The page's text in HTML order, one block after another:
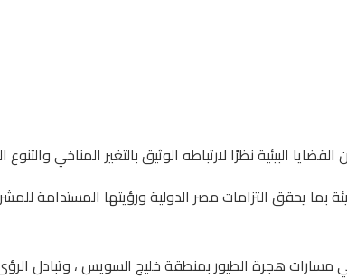
البيئية نظرًا لارتباطه الوثيق بالتغير المناخي والتنوع
بما يحقق التزامات مصر الدولية ورؤيتها المستدامة
مسارات هجرة الطيور بمنطقة خليج السويس ، وتبادل